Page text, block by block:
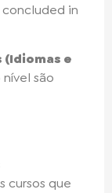
concluded in
(Idiomas e
são
cursos que